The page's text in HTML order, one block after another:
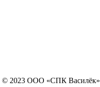
© 2023 ООО «СПК Василёк»